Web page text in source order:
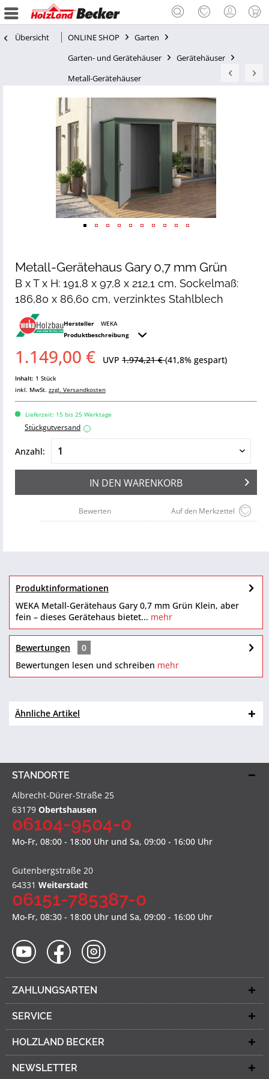
Übersicht ONLINE SHOP
Garten
Garten- und Gerätehäuser
Gerätehäuser
Metall-Gerätehäuser
Metall-Gerätehaus Gary 0,7 mm Grün
B x T x H: 191,8 x 97,8 x 212,1 cm, Sockelmaß:
186,80 x 86,60 cm, verzinktes Stahlblech
Hersteller
WEKA
Produktbeschreibung
1.149,00 € UVP 1.974,21 €(41,8% gespart)
Inhalt: 1 Stück
inkl. MwSt. zzgl. Versandkosten
Lieferzeit: 15 bis 25 Werktage
Stückgutversand i
Anzahl:
IN DEN WARENKORB
Auf den Merkzettel
Bewerten
Produktinformationen
WEKA Metall-Gerätehaus Gary 0,7 mm Grün Klein, aber
fein – dieses Gerätehaus bietet... mehr
Bewertungen
0
Bewertungen lesen und schreiben mehr
Ähnliche Artikel
STANDORTE
Albrecht-Dürer-Straße 25
63179 Obertshausen
06104-9504-0
Mo-Fr, 08:00 - 18:00 Uhr und Sa, 09:00 - 16:00 Uhr
Gutenbergstraße 20
64331 Weiterstadt
06151-785387-0
Mo-Fr, 08:30 - 18:00 Uhr und Sa, 09:00 - 16:00 Uhr
ZAHLUNGSARTEN
SERVICE
HOLZLAND BECKER
NEWSLETTER